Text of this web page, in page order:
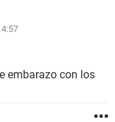
embarazo con los